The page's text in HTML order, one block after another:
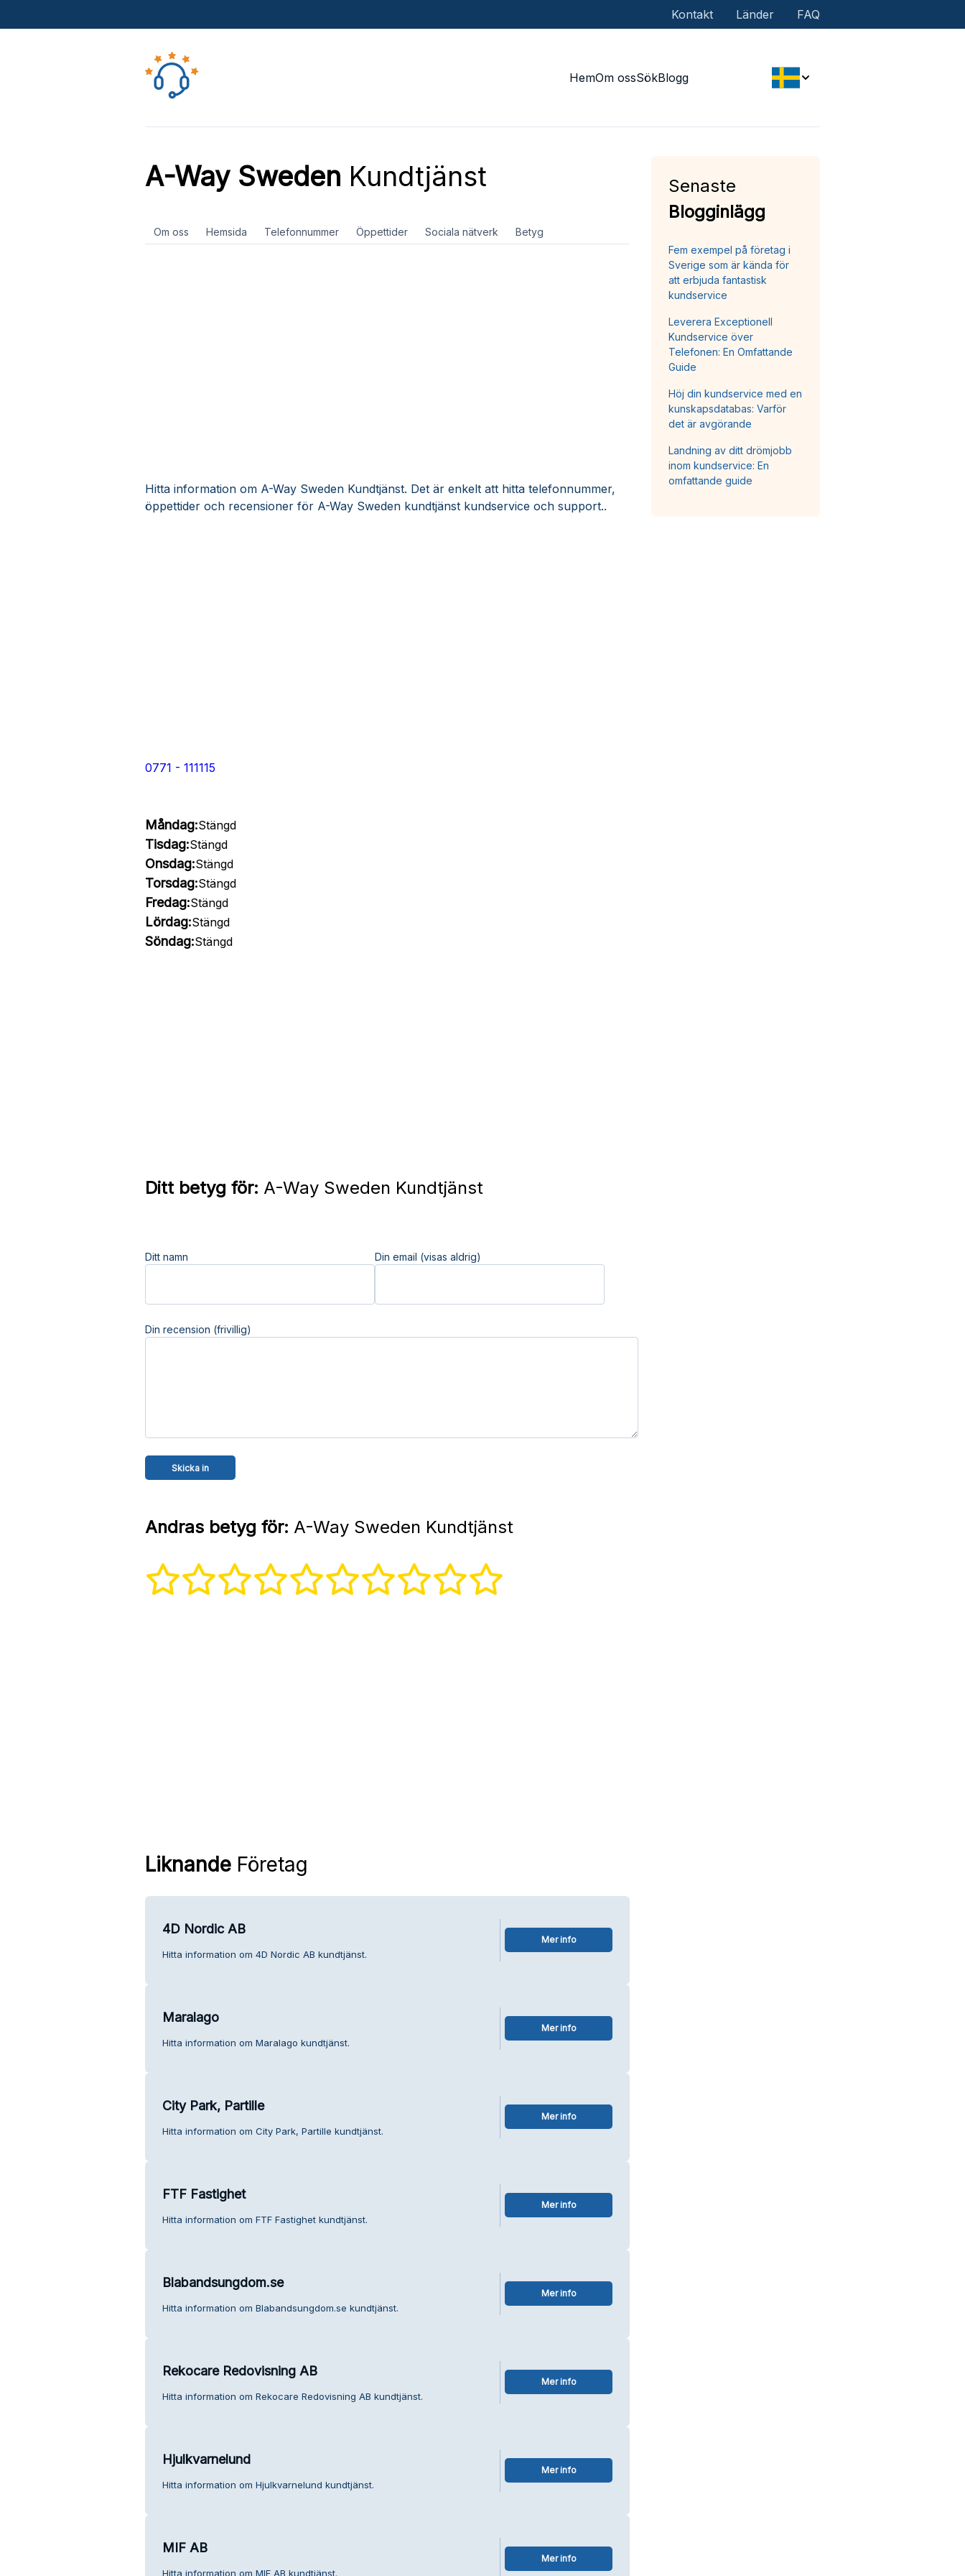
Kontakt Länder FAQ
HemOm ossSökBlogg
A-Way Sweden Kundtjänst
Om oss Hemsida Telefonnummer Öppettider Sociala nätverk Betyg
Hitta information om A-Way Sweden Kundtjänst. Det är enkelt att hitta telefonnummer,
öppettider och recensioner för A-Way Sweden kundtjänst kundservice och support..
0771 - 111115
Måndag:Stängd
Tisdag:Stängd
Onsdag:Stängd
Torsdag:Stängd
Fredag:Stängd
Lördag:Stängd
Söndag:Stängd
Ditt betyg för: A-Way Sweden Kundtjänst
Ditt namn Din email (visas aldrig)
Din recension (frivillig)
Andras betyg för: A-Way Sweden Kundtjänst
LiknandeFöretag
4D Nordic AB
Hitta information om 4D Nordic AB kundtjänst.
Mer info
Maralago
Hitta information om Maralago kundtjänst.
Mer info
City Park, Partille
Hitta information om City Park, Partille kundtjänst.
Mer info
FTF Fastighet
Hitta information om FTF Fastighet kundtjänst.
Mer info
Blabandsungdom.se
Hitta information om Blabandsungdom.se kundtjänst.
Mer info
Rekocare Redovisning AB
Hitta information om Rekocare Redovisning AB kundtjänst.
Mer info
Hjulkvarnelund
Hitta information om Hjulkvarnelund kundtjänst.
Mer info
MIF AB
Hitta information om MIF AB kundtjänst.
Mer info
Senaste
Blogginlägg
Fem exempel på företag i
Sverige som är kända för
att erbjuda fantastisk
kundservice
Leverera Exceptionell
Kundservice över
Telefonen: En Omfattande
Guide
Höj din kundservice med en
kunskapsdatabas: Varför
det är avgörande
Landning av ditt drömjobb
inom kundservice: En
omfattande guide